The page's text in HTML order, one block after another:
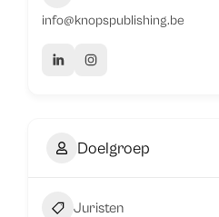
info@knopspublishing.be
Doelgroep
Juristen